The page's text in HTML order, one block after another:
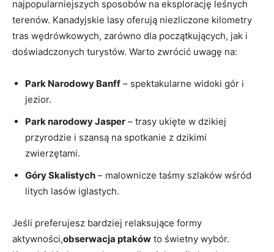
najpopularniejszych sposobów na eksplorację leśnych‌
terenów. Kanadyjskie lasy oferują niezliczone ⁤kilometry
tras wędrówkowych,⁤ zarówno dla początkujących, jak i
doświadczonych turystów. ⁢Warto⁣ zwrócić uwagę na:
Park Narodowy Banff – ‌spektakularne⁤ widoki ⁤gór i
jezior.
Park narodowy Jasper – trasy ukięte w ⁣dzikiej⁢
przyrodzie i szansą⁤ na spotkanie z dzikimi⁤
zwierzętami.
Góry ⁣Skalistych – malownicze ⁤taśmy szlaków wśród
litych lasów ‍iglastych.
Jeśli preferujesz ⁤bardziej relaksujące formy
aktywności,obserwacja ptaków to świetny wybór.